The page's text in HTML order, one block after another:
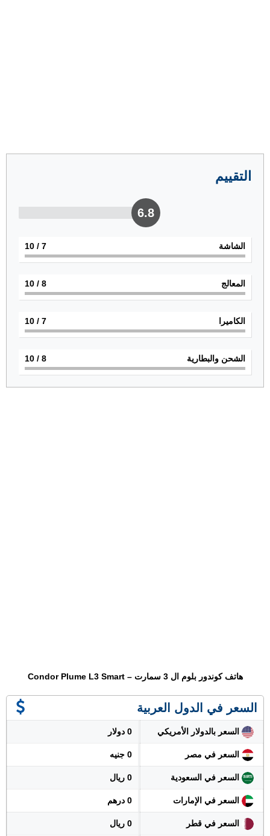
التقييم
6.8
الشاشة 7
/ 10
المعالج 8
/ 10
الكاميرا 7
/ 10
الشحن والبطارية 8
/ 10
هاتف كوندور بلوم ال 3 سمارت – Condor Plume L3 Smart
السعر في الدول العربية
السعر بالدولار الأمريكي 0 دولار
السعر في مصر 0 جنيه
السعر في السعودية 0 ريال
السعر في الإمارات 0 درهم
السعر في قطر 0 ريال